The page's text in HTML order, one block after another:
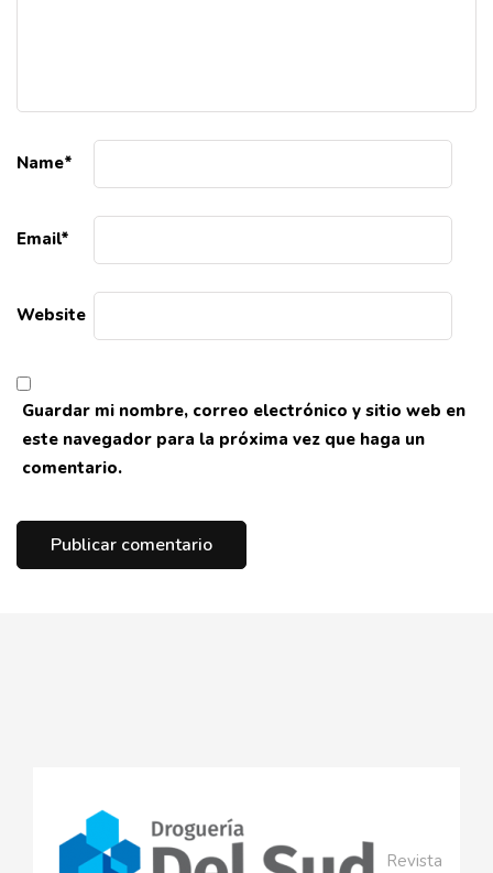
Name*
Email*
Website
Guardar mi nombre, correo electrónico y sitio web en
este navegador para la próxima vez que haga un
comentario.
Revista